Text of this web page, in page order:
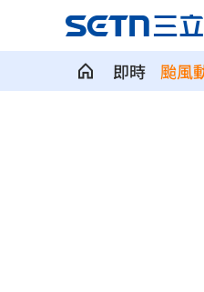
即時 颱風
淡江大橋